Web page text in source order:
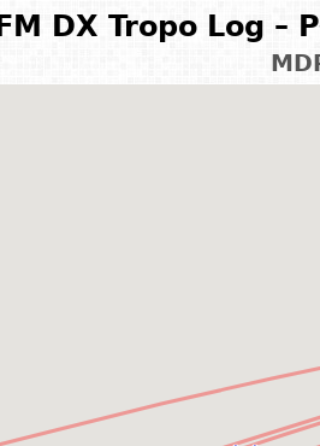
FM DX Tropo Log –